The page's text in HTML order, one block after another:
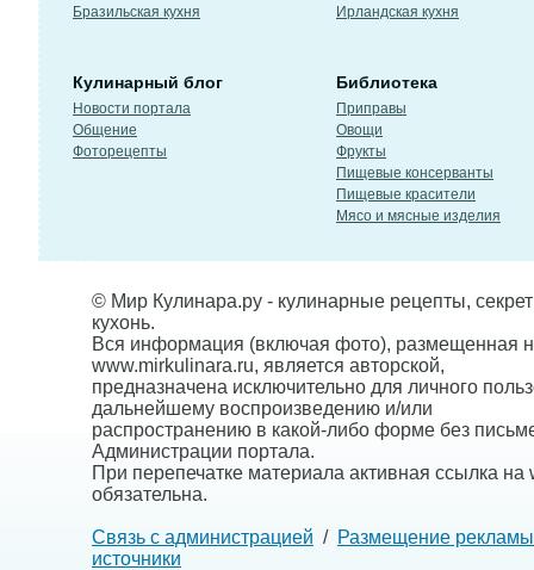
Бразильская кухня
Ирландская кухня
Кулинарный блог
Новости портала
Общение
Фоторецепты
Библиотека
Приправы
Овощи
Фрукты
Пищевые консерванты
Пищевые красители
Мясо и мясные изделия
© Мир Кулинара.ру - кулинарные рецепты,
кухонь.
Вся информация (включая фото), размещенная
www.mirkulinara.ru, является авторской,
предназначена исключительно для личного
дальнейшему воспроизведению и/или
распространению в какой-либо форме без
Администрации портала.
При перепечатке материала активная ссылка на
обязательна.
Связь с администрацией / Размещение рекламы
источники